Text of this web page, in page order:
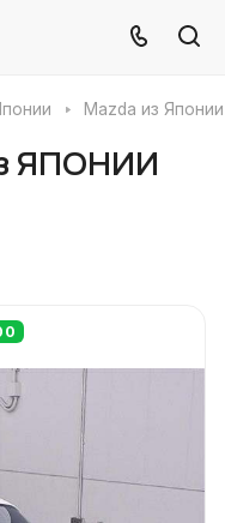
Mazda из Японии
ЯПОНИИ